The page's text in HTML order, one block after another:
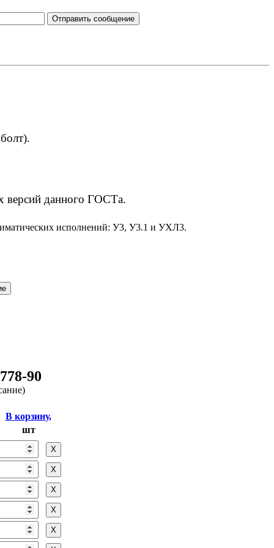
версий данного ГОСТа.
исполнений: У3, У3.1 и УХЛ3.
90
В корзину,
шт
Х
Х
Х
Х
Х